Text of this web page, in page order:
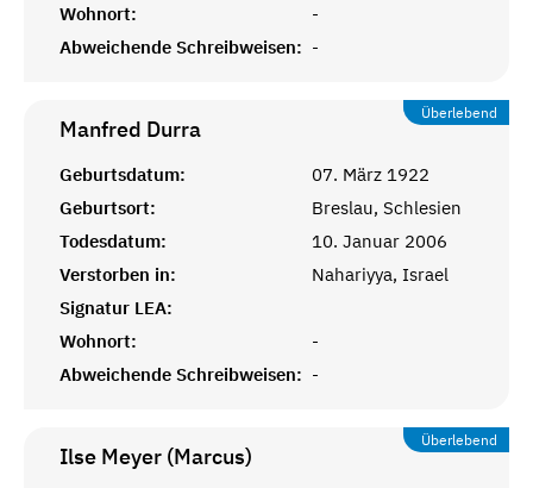
Wohnort:
-
Abweichende Schreibweisen: -
Überlebend
Manfred Durra
Geburtsdatum:
07. März 1922
Geburtsort:
Breslau, Schlesien
Todesdatum:
10. Januar 2006
Verstorben in:
Nahariyya, Israel
Signatur LEA:
Wohnort:
-
Abweichende Schreibweisen: -
Überlebend
Ilse Meyer (Marcus)